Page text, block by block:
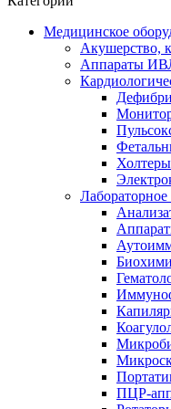
Медицинское
Акушерство,
Аппараты
ПЦР-